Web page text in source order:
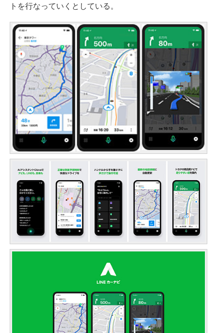
トを行なっていくとしている。